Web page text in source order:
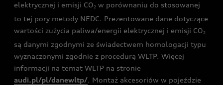
elektrycznej i emisji CO2 w porównaniu do stosowanej
to tej pory metody NEDC. Prezentowane dane dotyczące
wartości zużycia paliwa/energii elektrycznej i emisji CO2
są danymi zgodnymi ze świadectwem homologacji typu
wyznaczonymi zgodnie z procedurą WLTP. Więcej
informacji na temat WLTP na stronie
audi.pl/pl/danewltp/. Montaż akcesoriów w pojeździe